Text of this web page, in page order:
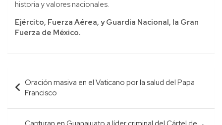
historia y valores nacionales.
Ejército, Fuerza Aérea, y Guardia Nacional, la Gran
Fuerza de México.
Navegación
de
entradas
Oración masiva en el Vaticano por la salud del Papa
Francisco